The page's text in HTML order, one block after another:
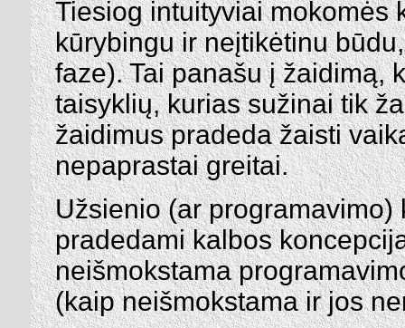
Tiesiog intuityviai mokomės
kūrybingu ir neįtikėtinu
faze). Tai panašu į žaidimą,
taisyklių, kurias sužinai tik
žaidimus pradeda žaisti
nepaprastai greitai.
Užsienio (ar
pradedami kalbos
neišmokstama
(kaip neišmokstama ir jos